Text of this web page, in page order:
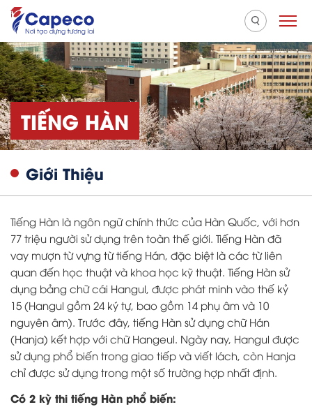
TIẾNG HÀN
Giới Thiệu
Tiếng Hàn là ngôn ngữ chính thức của Hàn Quốc, với hơn
77 triệu người sử dụng trên toàn thế giới. Tiếng Hàn đã
vay mượn từ vựng từ tiếng Hán, đặc biệt là các từ liên
quan đến học thuật và khoa học kỹ thuật. Tiếng Hàn sử
dụng bảng chữ cái Hangul, được phát minh vào thế kỷ
15 (Hangul gồm 24 ký tự, bao gồm 14 phụ âm và 10
nguyên âm). Trước đây, tiếng Hàn sử dụng chữ Hán
(Hanja) kết hợp với chữ Hangeul. Ngày nay, Hangul được
sử dụng phổ biến trong giao tiếp và viết lách, còn Hanja
chỉ được sử dụng trong một số trường hợp nhất định.
Có 2 kỳ thi tiếng Hàn phổ biến: